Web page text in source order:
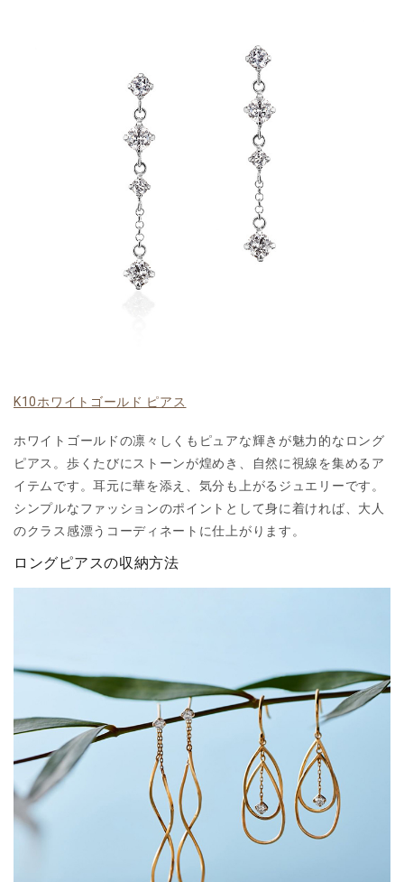
K10ホワイトゴールド ピアス
ホワイトゴールドの凛々しくもピュアな輝きが魅力的なロング
ピアス。歩くたびにストーンが煌めき、自然に視線を集めるア
イテムです。耳元に華を添え、気分も上がるジュエリーです。
シンプルなファッションのポイントとして身に着ければ、大人
のクラス感漂うコーディネートに仕上がります。
ロングピアスの収納方法